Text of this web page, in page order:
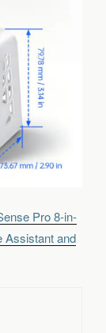
Pro 8-in-
Assistant and